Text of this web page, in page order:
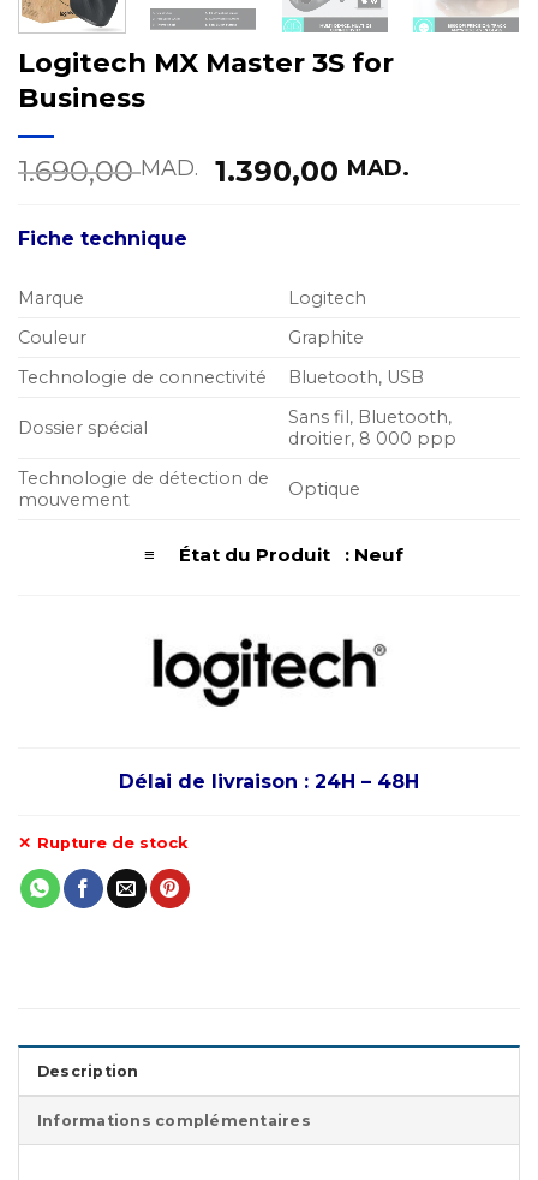
Logitech MX Master 3S for
Business
1.690,00MAD.
Le
1.690,00 MAD..
1.390,00 MAD.
Fiche technique
Marque
Logitech
Couleur
Graphite
Technologie de connectivité
Bluetooth, USB
Dossier spécial
Sans fil, Bluetooth,
droitier, 8 000 ppp
Technologie de détection de
mouvement
Optique
≡ État du Produit : Neuf
Délai de livraison : 24H – 48H
Rupture de stock
Description
Informations complémentaires